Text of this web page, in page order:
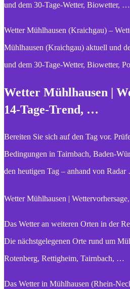
und dem 30-Tage-Wetter, Biowetter, …
Wetter Mühlhausen (Kraichgau) –
Mühlhausen (Kraichgau) aktuell und
und dem 30-Tage-Wetter, Biowetter,
Wetter Mühlhausen |
14-Tage-Trend, …
Bereiten Sie sich auf den Tag vor.
Bedingungen in Tairnbach, Baden-
den heutigen Tag – anhand von
Wetter Mühlhausen |
Das Wetter an weiteren Orten in der
Die nächstgelegenen Orte rund um
Rotenberg, Rettigheim, Tairnbach, …
Das Wetter in Mühlhausen (Rhein-